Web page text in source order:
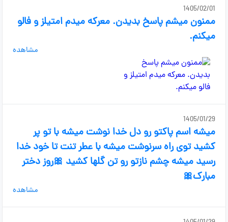
1405/02/01
ممنون میشم پاسخ بدیدن. معرکه میدم امتیلز و فالو
میکنم.
مشاهده
1405/01/29
میشه اسم پاکتو رو دل خدا نوشت میشه با تو پر
کشید توی راه سرنوشت میشه با عطر تنت تا خود خدا
رسید میشه چشم نازتو رو تن گلها کشید 🎀روز دختر
مبارک🎀
مشاهده